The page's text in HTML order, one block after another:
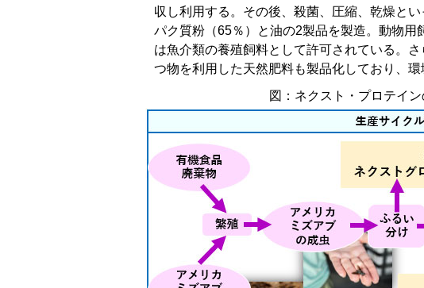
収し利用する。その後、殺菌、圧縮、乾燥と
パク質粉（65％）と油の2製品を製造。動物用
は魚介類の養殖飼料として許可されている。
つ物を利用した天然肥料も製品化しており、環
図：ネクスト・プロテイ